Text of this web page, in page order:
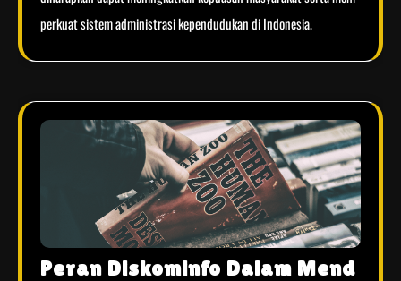
perkuat sistem administrasi kependudukan di Indonesia.
Peran Diskominfo Dalam Mend